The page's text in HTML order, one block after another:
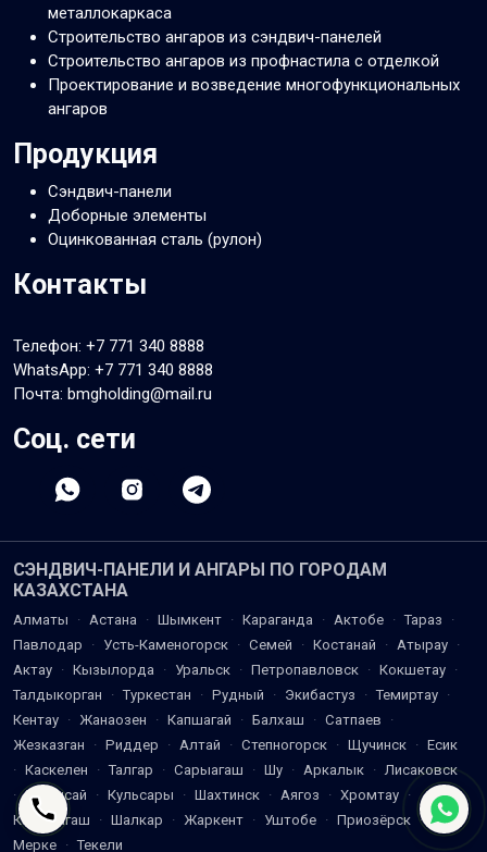
металлокаркаса
Строительство ангаров из сэндвич-панелей
Строительство ангаров из профнастила с отделкой
Проектирование и возведение многофункциональных
ангаров
Продукция
Сэндвич-панели
Доборные элементы
Оцинкованная сталь (рулон)
Контакты
Телефон: +7 771 340 8888
WhatsApp: +7 771 340 8888
Почта: bmgholding@mail.ru
Соц. сети
СЭНДВИЧ-ПАНЕЛИ И АНГАРЫ ПО ГОРОДАМ
КАЗАХСТАНА
Алматы · Астана · Шымкент · Караганда · Актобе · Тараз
·
Павлодар
· Усть-Каменогорск · Семей · Костанай · Атырау ·
Актау · Кызылорда · Уральск · Петропавловск · Кокшетау ·
Талдыкорган
· Туркестан · Рудный · Экибастуз · Темиртау ·
Кентау · Жанаозен · Капшагай · Балхаш · Сатпаев
·
Жезказган
· Риддер · Алтай · Степногорск · Щучинск · Есик
· Каскелен · Талгар · Сарыагаш · Шу · Аркалык ·
Лисаковск
· Жетысай · Кульсары · Шахтинск · Аягоз · Хромтау ·
Кандыагаш
· Шалкар · Жаркент · Уштобе · Приозёрск ·
Мерке · Текели